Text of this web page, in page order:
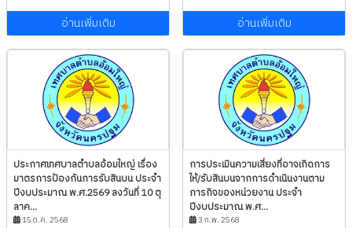
อ่านเพิ่มเติม อ่านเพิ่มเติม
ประกาศเทศบาลตำบลอ้อมใหญ่ เรื่อง
มาตรการป้องกันการรับสินบน ประจำ
ปีงบประมาณ พ.ศ.2569 ลงวันที่ 10 ตุ
ลาค...
15 ต.ค. 2568
การประเมินความเสี่ยงที่อาจเกิดการ
ให้/รับสินบนจากการดำเนินงานตาม
ภารกิจของหน่วยงาน ประจำ
ปีงบประมาณ พ.ศ...
3 ก.พ. 2568